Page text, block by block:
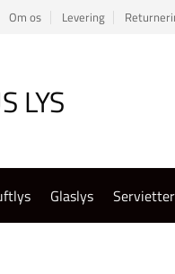
Om os Levering
Glaslys Servietter